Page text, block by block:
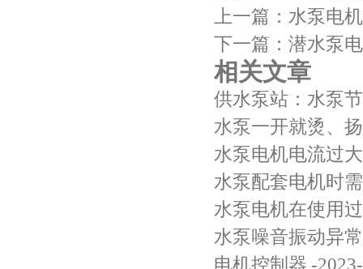
上一篇： 水泵电
下一篇： 潜水泵
相关文章
供水泵站：水泵
水泵一开就烫、
水泵电机电流过
水泵配套电机时
水泵电机在使用
水泵噪音振动异
电机控制器 -